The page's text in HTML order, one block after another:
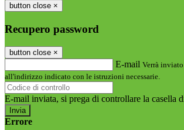
button close ×
Recupero password
button close ×
E-mail Verrà
all'indirizzo indicato con le istruzioni necessarie.
E-mail inviata, si prega di controllare la casella
Errore